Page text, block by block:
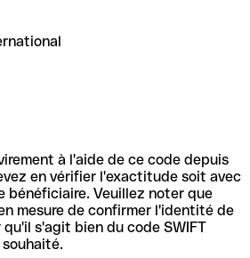
à l'aide de ce code depuis
en vérifier l'exactitude soit avec
bénéficiaire. Veuillez noter que
mesure de confirmer l'identité de
s'agit bien du code SWIFT